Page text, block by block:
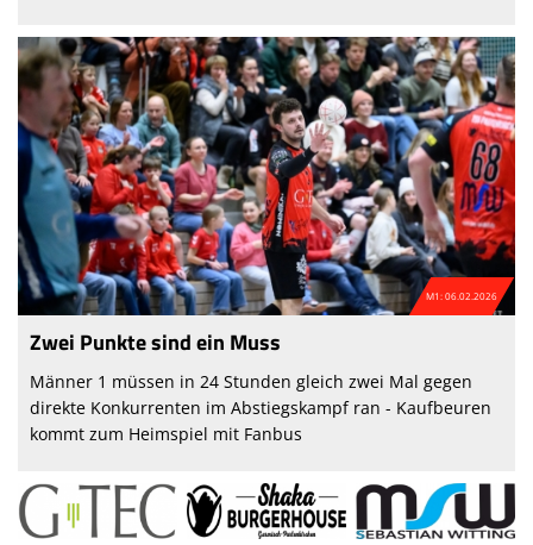
M1: 06.02.2026
Zwei Punkte sind ein Muss
Männer 1 müssen in 24 Stunden gleich zwei Mal gegen
direkte Konkurrenten im Abstiegskampf ran - Kaufbeuren
kommt zum Heimspiel mit Fanbus